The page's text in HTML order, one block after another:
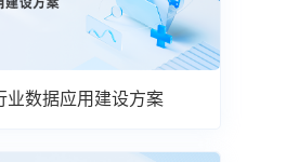
业数据应用建设方案